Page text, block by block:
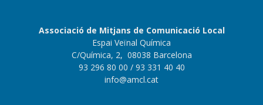
Associació de Mitjans de Comunicació Local
Espai Veïnal Química
C/Química, 2, 08038 Barcelona
93 296 80 00 / 93 331 40 40
info@amcl.cat